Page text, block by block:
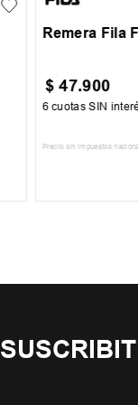
Remera Fila
$ 47.900
6 cuotas SIN
Precio sin impuestos